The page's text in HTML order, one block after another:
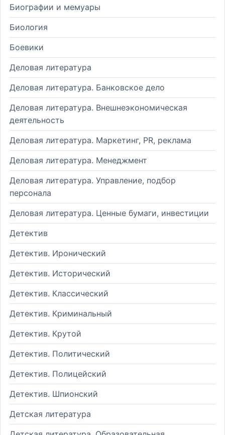
Биографии и мемуары
Биология
Боевики
Деловая литература
Деловая литература. Банковское дело
Деловая литература. Внешнеэкономическая
деятельность
Деловая литература. Маркетинг, PR, реклама
Деловая литература. Менеджмент
Деловая литература. Управление, подбор
персонала
Деловая литература. Ценные бумаги, инвестиции
Детектив
Детектив. Иронический
Детектив. Исторический
Детектив. Классический
Детектив. Криминальный
Детектив. Крутой
Детектив. Политический
Детектив. Полицейский
Детектив. Шпионский
Детская литература